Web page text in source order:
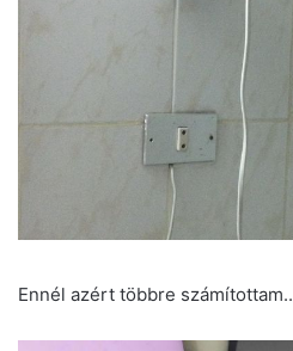
Ennél azért többre számítottam..